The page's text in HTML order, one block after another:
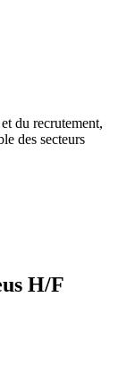
du recrutement,
des secteurs
H/F